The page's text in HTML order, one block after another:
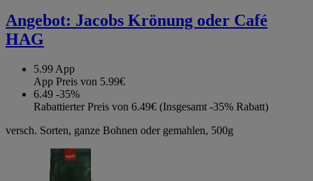
Angebot: Jacobs Krönung oder Café
HAG
5.99 App
App Preis von 5.99€
6.49 -35%
Rabattierter Preis von 6.49€ (Insgesamt -35% Rabatt)
versch. Sorten, ganze Bohnen oder gemahlen, 500g